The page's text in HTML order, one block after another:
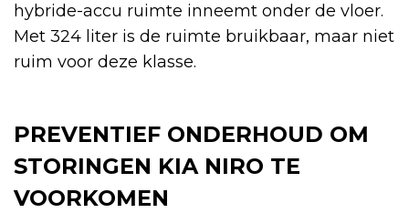
hybride-accu ruimte inneemt onder de vloer.
Met 324 liter is de ruimte bruikbaar, maar niet
ruim voor deze klasse.
PREVENTIEF ONDERHOUD OM
STORINGEN KIA NIRO TE
VOORKOMEN